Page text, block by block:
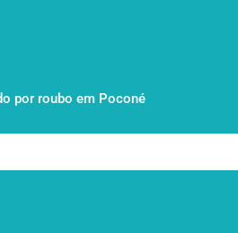
por roubo em Poconé